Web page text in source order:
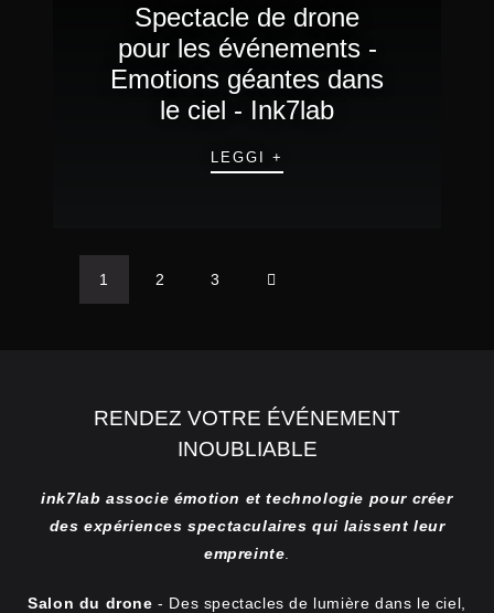
Spectacle de drone
pour les événements -
Emotions géantes dans
le ciel - Ink7lab
LEGGI +
1 2 3
RENDEZ VOTRE ÉVÉNEMENT
INOUBLIABLE
ink7lab associe émotion et technologie pour créer
des expériences spectaculaires qui laissent leur
empreinte
Salon du drone- Des spectacles de lumière dans le ciel,